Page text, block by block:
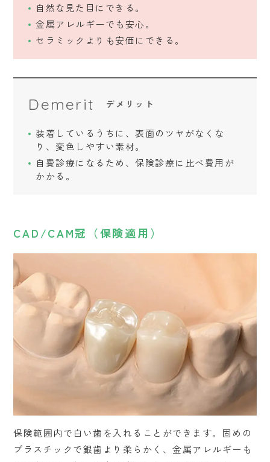
自然な見た目にできる。
金属アレルギーでも安心。
セラミックよりも安価にできる。
Demerit デメリット
装着しているうちに、表面のツヤがなくな
り、変色しやすい素材。
自費診療になるため、保険診療に比べ費用が
かかる。
CAD/CAM冠（保険適用）
保険範囲内で白い歯を入れることができます。固めの
プラスチックで銀歯より柔らかく、金属アレルギーも